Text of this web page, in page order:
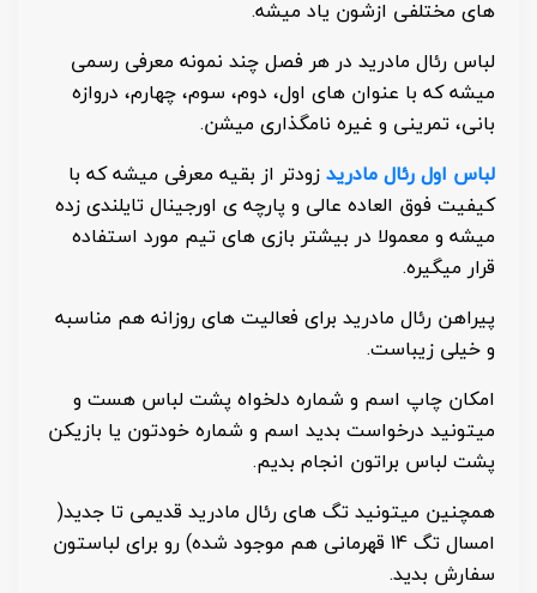
های مختلفی ازشون یاد میشه.
لباس رئال مادرید در هر فصل چند نمونه معرفی رسمی
میشه که با عنوان های اول، دوم، سوم، چهارم، دروازه
بانی، تمرینی و غیره نامگذاری میشن.
لباس اول رئال مادریدزودتر از بقیه معرفی میشه که با
کیفیت فوق العاده عالی و پارچه ی اورجینال تایلندی زده
میشه و معمولا در بیشتر بازی های تیم مورد استفاده
قرار میگیره.
پیراهن رئال مادرید برای فعالیت های روزانه هم مناسبه
و خیلی زیباست.
امکان چاپ اسم و شماره دلخواه پشت لباس هست و
میتونید درخواست بدید اسم و شماره خودتون یا بازیکن
پشت لباس براتون انجام بدیم.
همچنین میتونید تگ های رئال مادرید قدیمی تا جدید(
امسال تگ 14 قهرمانی هم موجود شده) رو برای لباستون
سفارش بدید.